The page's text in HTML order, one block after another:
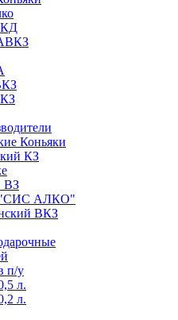
КД
Коньяки
КЗ
ВЗ
"СИС АЛКО"
ВКЗ
п/у
л.
л.